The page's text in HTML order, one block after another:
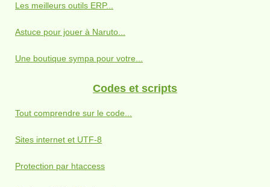
Les meilleurs outils ERP...
Astuce pour jouer à Naruto...
Une boutique sympa pour votre...
Codes et scripts
Tout comprendre sur le code...
Sites internet et UTF-8
Protection par htaccess